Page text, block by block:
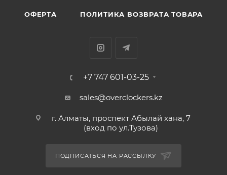
ОФЕРТА ПОЛИТИКА ВОЗВРАТА ТОВАРА
+7 747 601-03-25
sales@overclockers.kz
г. Алматы, проспект Абылай хана, 7
(вход по ул.Тузова)
ПОДПИСАТЬСЯ НА РАССЫЛКУ